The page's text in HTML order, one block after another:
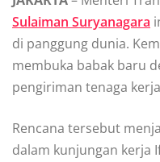
Sulaiman Suryanagara
di panggung dunia.
membuka babak baru
pengiriman tenaga
Rencana tersebut
dalam kunjungan kerja